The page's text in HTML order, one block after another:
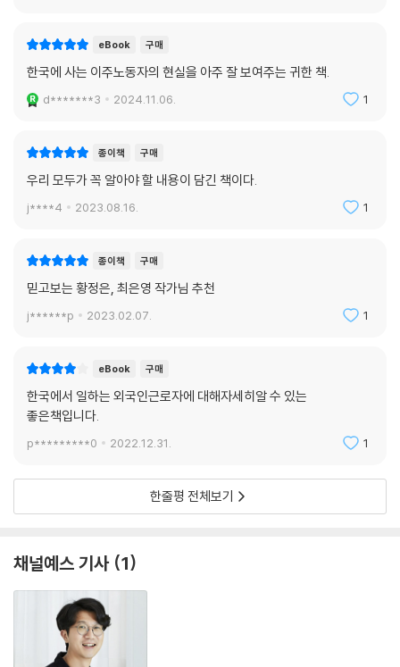
한국 정부와 고용 협약을 맺은 아시아 16개국에서 한 해 5만 명이 넘는 노
동자들이 한국으로 들어온다. 이 책에서는 실제 이주노동자들이 왜 어떤
경로로 한국에 오는지 그 생생한 이야기를 소개한다. 캄보디아 프놈펜에서
로 끝 모를 ‘가난’이었다. 줄줄이 딸린 가족들을 부양해야 해서, 어린 나이
에 ‘신부대(지참금)’ 때문에 결혼하기는 싫어서, 대학교에서 한국어를 전
공해 시험에 유리해서……. 저자는 말한다. “그곳에서 그들의 삶을 보고 그
한국에서 일하려면 일단 ‘한국어능력시험’에 합격해야 한다. 보파(가명, 3
0대) 씨는 공장에서 일을 마친 후 한국어 학원에 다녔다. 한국에서 일하고
돌아온 캄보디아 사람들이 차린 학원이었는데, 그런 학원들이 공장 주변에
도 한국어》 교재를 늘 옆구리에 끼고 다니며 보고 또 보려 했다. _101쪽
(한국어능력)시험에 합격했다고 해서 모두 한국으로 갈 수 있는 것이 아니
다. 한국어능력시험 성적 유효 기간이 2년이기에 2년 내에 자신을 고용하
고용 센터는 보통 사업주가 신청한 구직 인원의 3배수로 알선하고, 사업주
는 센터를 통해 구직자의 정보(키, 몸무게, 성별, 한국어능력시험 점수 등)
이주노동자가 온 후 농촌은 어떻게 변했을까?
_농촌 사회를 구성하는 이주노동자 이야기
이 책의 4장에서는 이주노동자가 온 후 달라진 농촌의 사회상을 생생하게
묘사한다. 이주노동자를 고용하기 위해 사과 농사에서 깻잎 농사로, 배추
eBook 구매
한국에 사는 이주노동자의 현실을 아주 잘 보여주는 귀한 책.
d*******3 2024.11.06. 1
종이책 구매
우리 모두가 꼭 알아야 할 내용이 담긴 책이다.
j****4 2023.08.16. 1
종이책 구매
믿고보는 황정은, 최은영 작가님 추천
j******p 2023.02.07. 1
eBook 구매
한국에서 일하는 외국인근로자에 대해자세히알 수 있는
좋은책입니다.
p*********0 2022.12.31. 1
한줄평 전체보기
채널예스 기사 1